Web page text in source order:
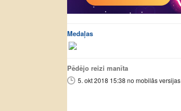
Medaļas
Pēdējo reizi manīta
5. okt 2018 15:38 no mobilās versijas